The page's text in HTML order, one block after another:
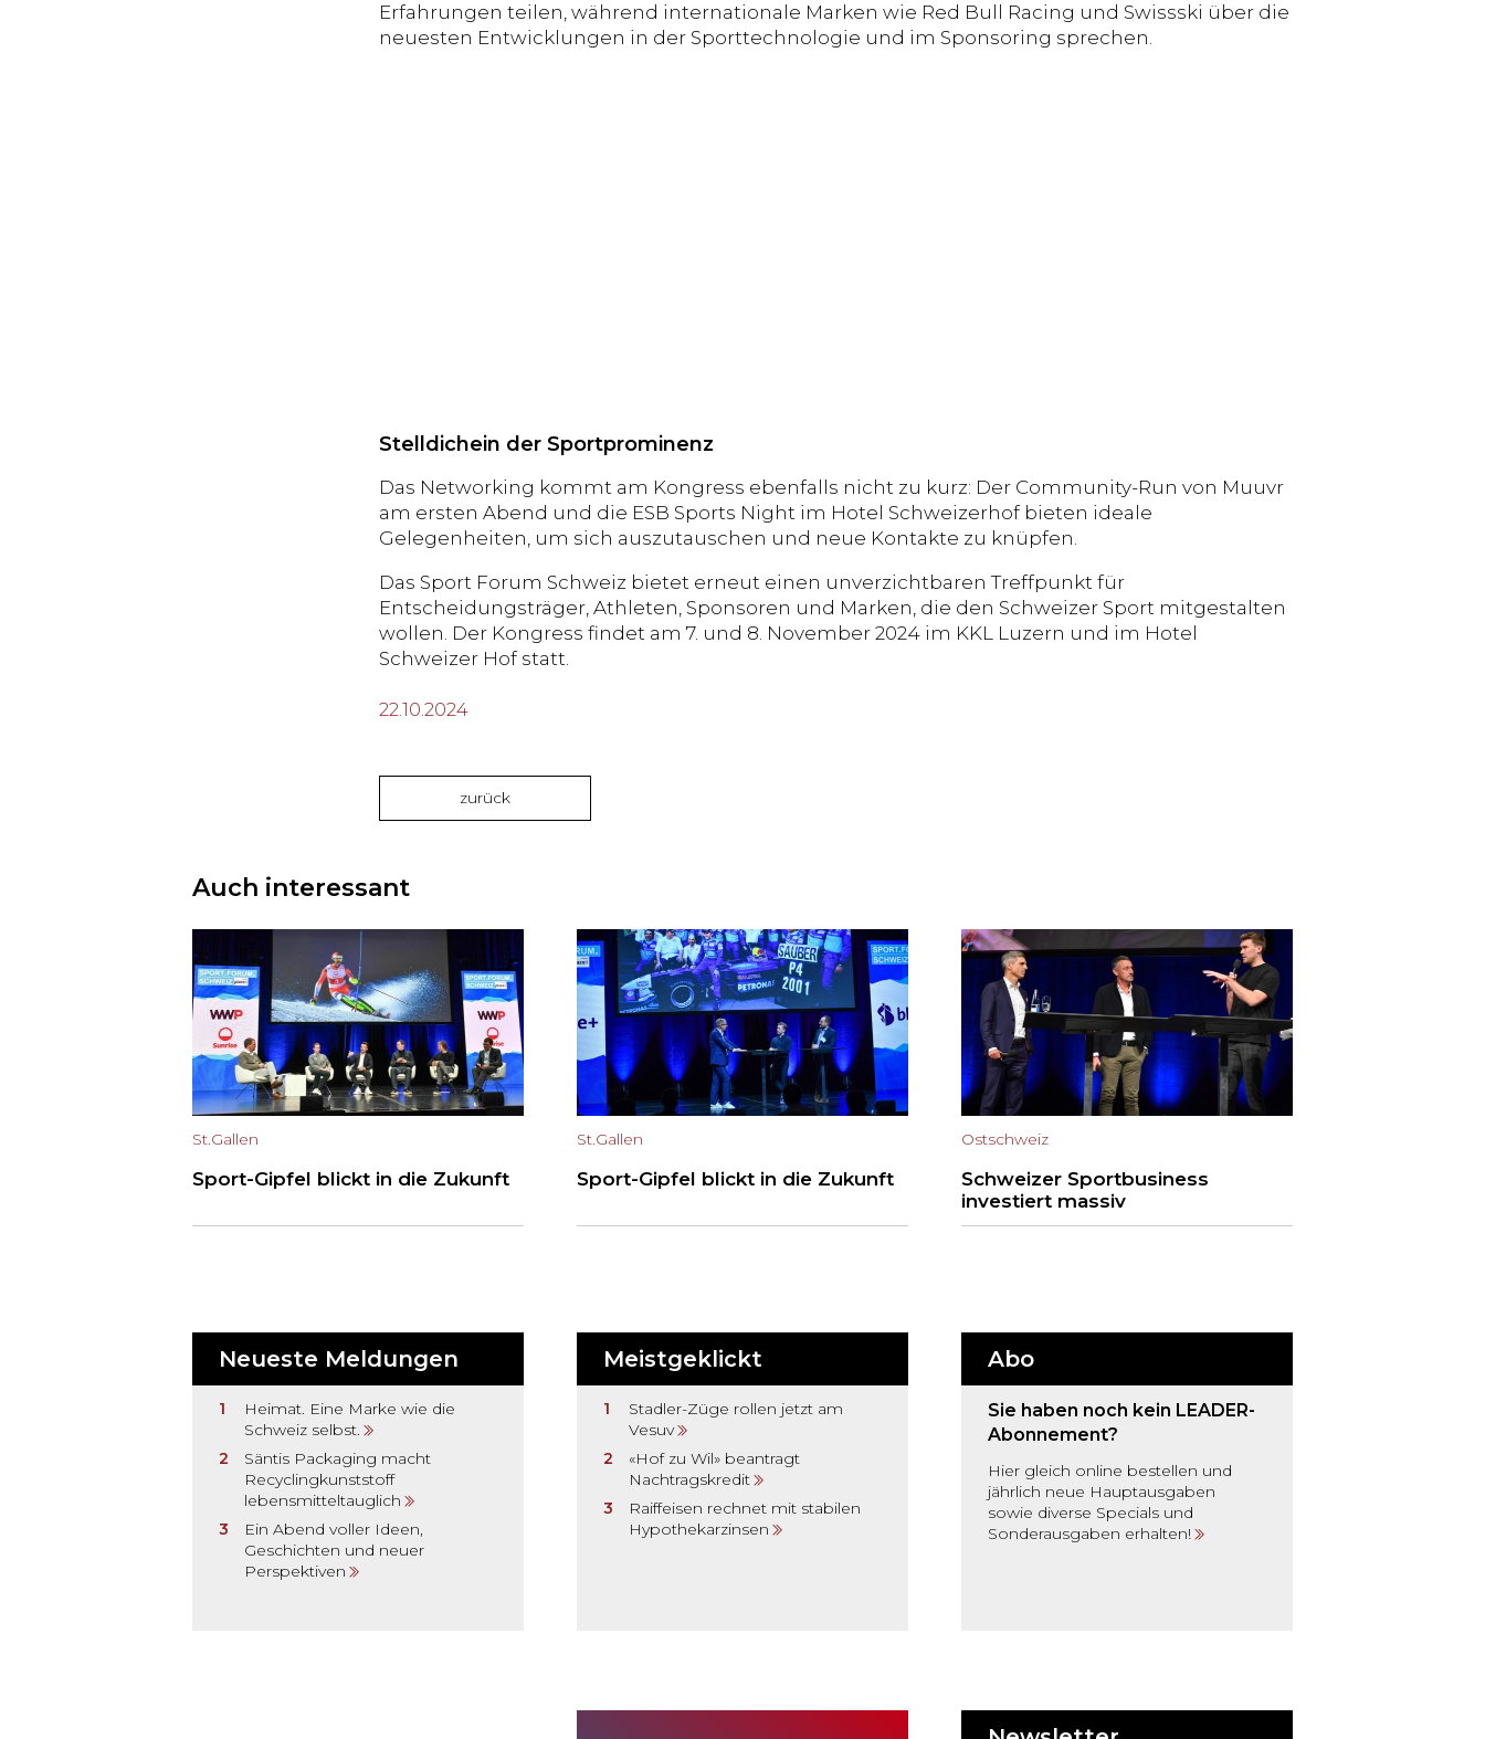
Erfahrungen teilen, während internationale Marken wie Red Bull Racing und Swissski über die
neuesten Entwicklungen in der Sporttechnologie und im Sponsoring sprechen.
Stelldichein der Sportprominenz
Das Networking kommt am Kongress ebenfalls nicht zu kurz: Der Community-Run von Muuvr
am ersten Abend und die ESB Sports Night im Hotel Schweizerhof bieten ideale
Gelegenheiten, um sich auszutauschen und neue Kontakte zu knüpfen.
Das Sport Forum Schweiz bietet erneut einen unverzichtbaren Treffpunkt für
Entscheidungsträger, Athleten, Sponsoren und Marken, die den Schweizer Sport mitgestalten
wollen. Der Kongress findet am 7. und 8. November 2024 im KKL Luzern und im Hotel
Schweizer Hof statt.
22.10.2024
zurück
Auch interessant
St.Gallen
Sport-Gipfel blickt in die Zukunft
St.Gallen
Sport-Gipfel blickt in die Zukunft
Ostschweiz
Schweizer Sportbusiness
investiert massiv
Neueste Meldungen
Heimat. Eine Marke wie die
Schweiz selbst.
Säntis Packaging macht
Recyclingkunststoff
lebensmitteltauglich
Ein Abend voller Ideen,
Geschichten und neuer
Perspektiven
Meistgeklickt
Stadler-Züge rollen jetzt am
Vesuv
«Hof zu Wil» beantragt
Nachtragskredit
Raiffeisen rechnet mit stabilen
Hypothekarzinsen
Abo
Sie haben noch kein LEADER-
Abonnement?
Hier gleich online bestellen und
jährlich neue Hauptausgaben
sowie diverse Specials und
Sonderausgaben erhalten!